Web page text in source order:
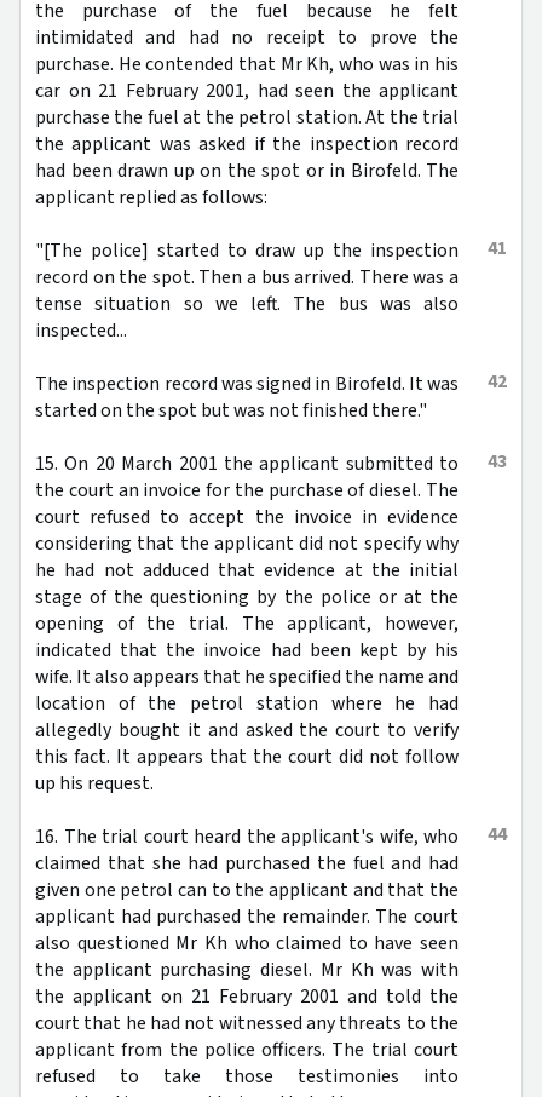
the purchase of the fuel because he felt
intimidated and had no receipt to prove the
purchase. He contended that Mr Kh, who was in his
car on 21 February 2001, had seen the applicant
purchase the fuel at the petrol station. At the trial
the applicant was asked if the inspection record
had been drawn up on the spot or in Birofeld. The
applicant replied as follows:
41
"[The police] started to draw up the inspection
record on the spot. Then a bus arrived. There was a
tense situation so we left. The bus was also
inspected...
42
The inspection record was signed in Birofeld. It was
started on the spot but was not finished there."
43
15. On 20 March 2001 the applicant submitted to
the court an invoice for the purchase of diesel. The
court refused to accept the invoice in evidence
considering that the applicant did not specify why
he had not adduced that evidence at the initial
stage of the questioning by the police or at the
opening of the trial. The applicant, however,
indicated that the invoice had been kept by his
wife. It also appears that he specified the name and
location of the petrol station where he had
allegedly bought it and asked the court to verify
this fact. It appears that the court did not follow
up his request.
44
16. The trial court heard the applicant's wife, who
claimed that she had purchased the fuel and had
given one petrol can to the applicant and that the
applicant had purchased the remainder. The court
also questioned Mr Kh who claimed to have seen
the applicant purchasing diesel. Mr Kh was with
the applicant on 21 February 2001 and told the
court that he had not witnessed any threats to the
applicant from the police officers. The trial court
refused to take those testimonies into